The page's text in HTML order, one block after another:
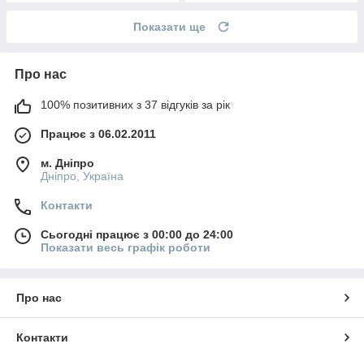
Показати ще
Про нас
100% позитивних з 37 відгуків за рік
Працює з 06.02.2011
м. Дніпро
Дніпро, Україна
Контакти
Сьогодні працює з 00:00 до 24:00
Показати весь графік роботи
Про нас
Контакти